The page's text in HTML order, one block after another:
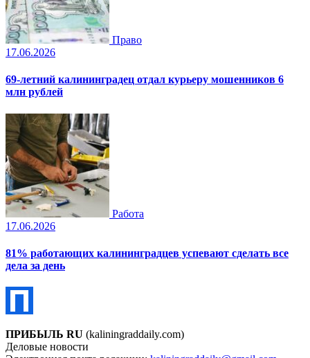
Право
17.06.2026
69-летний калининградец отдал курьеру мошенников 6
млн рублей
Работа
17.06.2026
81% работающих калининградцев успевают сделать все
дела за день
ПРИБЫЛЬ RU (kaliningraddaily.com)
Деловые новости